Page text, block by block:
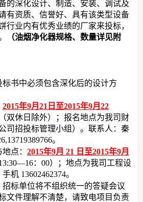
的深化设计、制造、安装、调试及
有资质、信誉好、具有该类型设备
行业内有优秀业绩的厂家来投标，
（油烟净化器规格、数量详见附
标书中必须包含深化后的设计方
2015年9月21日至2015年9月22
双休日除外）；报名地点为我司财
司招投标管理小组）。联系人：秦
。
点： 2015年9月 21 日至2015年9月
—16：00）；地点为我司工程设
机 13602462374。
招标单位将不组织统一的答疑会议
文件理解不清楚，请致电项目负责